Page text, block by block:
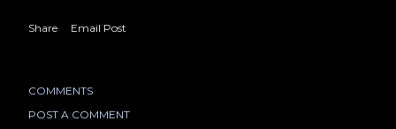
Share Email Post
COMMENTS
POST A COMMENT